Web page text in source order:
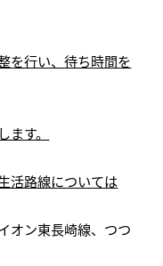
を行い、待ち時間を
します。
活路線については
オン東長崎線、つつ